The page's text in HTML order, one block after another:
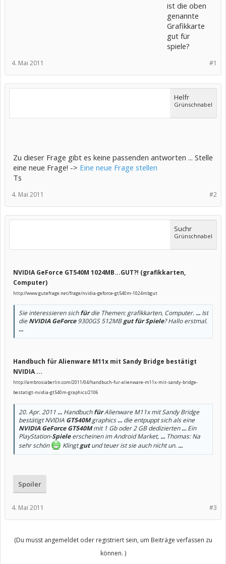
ist die oben
genannte
Grafikkarte
gut für
spiele?
#1
4. Mai 2011
Helfr
Grünschnabel
Zu dieser Frage gibt es keine passenden antworten ... Stelle
eine neue Frage! -> Eine neue Frage stellen
Ts
#2
4. Mai 2011
Suchr
Grünschnabel
NVIDIA GeForce GT540M 1024MB...GUT?! (grafikkarten,
Computer)
http://www.gutefrage.net/frage/nvidia-geforce-gt540m-1024mbgut
Sie interessieren sichfürdie Themen: grafikkarten, Computer. ... Ist
dieNVIDIA GeForce9300GS 512MBgut für Spiele? Hallo erstmal.
...
Handbuch für Alienware M11x mit Sandy Bridge bestätigt
NVIDIA ...
http://ambrosiaberlin.com/2011/04/handbuch-fur-alienware-m11x-mit-sandy-bridge-
bestatigt-nvidia-gt540m-graphics/2106
20. Apr. 2011 ... HandbuchfürAlienware M11x mit Sandy Bridge
bestätigt NVIDIA GT540Mgraphics... die entpuppt sich als eine
NVIDIA GeForce GT540Mmit 1 Gb oder 2 GB dedizierten... Ein
PlayStation-Spieleerscheinen im Android Market, ... Thomas: Na
sehr schön
Klingtgutund teuer ist sie auch nicht un. ...
Spoiler
#3
4. Mai 2011
(Du musst angemeldet oder registriert sein, um Beiträge verfassen zu
können. )